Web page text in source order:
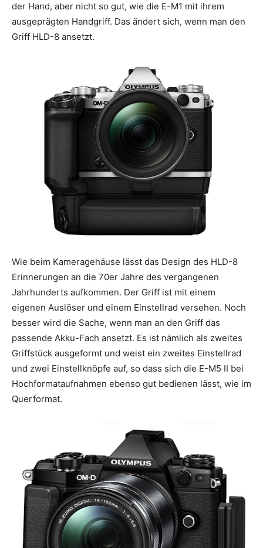
der Hand, aber nicht so gut, wie die E-M1 mit ihrem
ausgeprägten Handgriff. Das ändert sich, wenn man den
Griff HLD-8 ansetzt.
Wie beim Kameragehäuse lässt das Design des HLD-8
Erinnerungen an die 70er Jahre des vergangenen
Jahrhunderts aufkommen. Der Griff ist mit einem
eigenen Auslöser und einem Einstellrad versehen. Noch
besser wird die Sache, wenn man an den Griff das
passende Akku-Fach ansetzt. Es ist nämlich als zweites
Griffstück ausgeformt und weist ein zweites Einstellrad
und zwei Einstellknöpfe auf, so dass sich die E-M5 II bei
Hochformataufnahmen ebenso gut bedienen lässt, wie im
Querformat.